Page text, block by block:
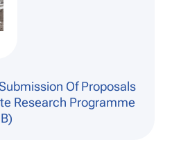
Of Proposals
Research Programme